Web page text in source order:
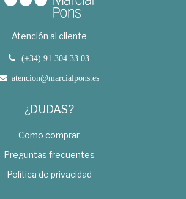
Atención al cliente
(+34) 91 304 33 03
atencion@marcialpons.es
¿DUDAS?
Como comprar
Preguntas frecuentes
Política de privacidad